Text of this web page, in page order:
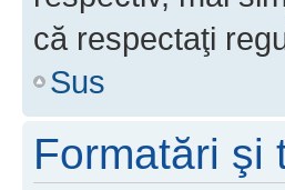
că respectaţi
Sus
Formatări şi